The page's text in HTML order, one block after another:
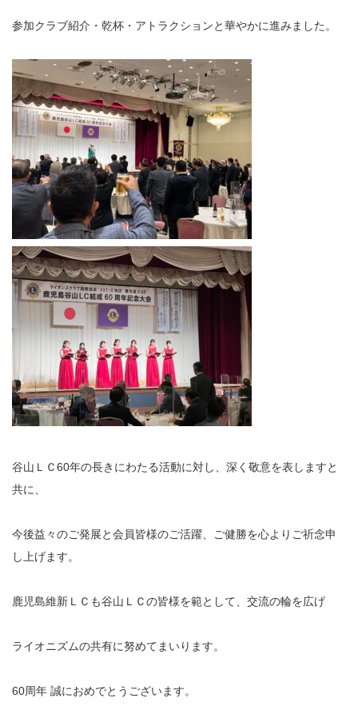
参加クラブ紹介・乾杯・アトラクションと華やかに進みました。
谷山ＬＣ60年の長きにわたる活動に対し、深く敬意を表しますと
共に、
今後益々のご発展と会員皆様のご活躍、ご健勝を心よりご祈念申
し上げます。
鹿児島維新ＬＣも谷山ＬＣの皆様を範として、交流の輪を広げ
ライオニズムの共有に努めてまいります。
60周年 誠におめでとうございます。